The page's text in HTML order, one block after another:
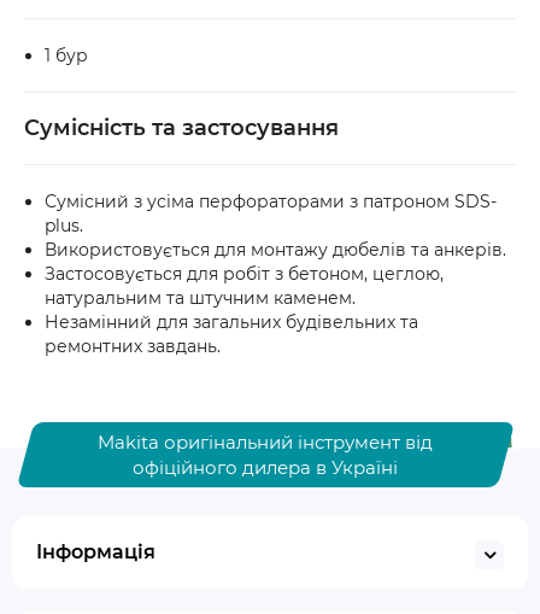
1 бур
Сумісність та застосування
Сумісний з усіма перфораторами з патроном SDS-
plus.
Використовується для монтажу дюбелів та анкерів.
Застосовується для робіт з бетоном, цеглою,
натуральним та штучним каменем.
Незамінний для загальних будівельних та
ремонтних завдань.
Makita оригінальний інструмент від
офіційного дилера в Україні
Інформація